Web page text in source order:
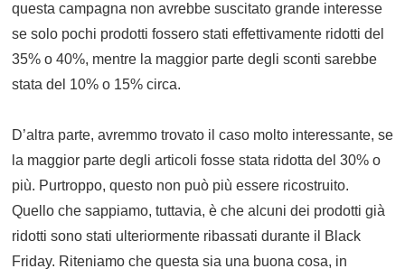
questa campagna non avrebbe suscitato grande interesse
se solo pochi prodotti fossero stati effettivamente ridotti del
35% o 40%, mentre la maggior parte degli sconti sarebbe
stata del 10% o 15% circa.
D’altra parte, avremmo trovato il caso molto interessante, se
la maggior parte degli articoli fosse stata ridotta del 30% o
più. Purtroppo, questo non può più essere ricostruito.
Quello che sappiamo, tuttavia, è che alcuni dei prodotti già
ridotti sono stati ulteriormente ribassati durante il Black
Friday. Riteniamo che questa sia una buona cosa, in